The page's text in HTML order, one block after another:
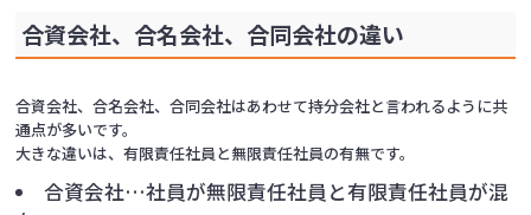
合資会社、合名会社、合同会社の違い
合資会社、合名会社、合同会社はあわせて持分会社と言われるように共
通点が多いです。
大きな違いは、有限責任社員と無限責任社員の有無です。
合資会社…社員が無限責任社員と有限責任社員が混